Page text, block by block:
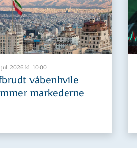
jul. 2026 kl. 10:00
våbenhvile
markederne